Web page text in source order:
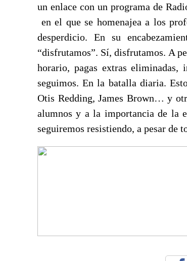
un enlace con un programa de
en el que se homenajea a los
desperdicio. En su
“disfrutamos”. Sí, disfrutamos. A
horario, pagas extras eliminadas,
seguimos. En la batalla diaria.
Otis Redding, James Brown… y
alumnos y a la importancia de la
seguiremos resistiendo, a pesar de